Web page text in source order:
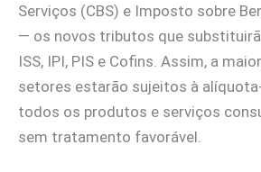
Serviços (CBS) e Imposto sobre
— os novos tributos que
ISS, IPI, PIS e Cofins. Assim, a
setores estarão sujeitos à
todos os produtos e serviços
sem tratamento favorável.